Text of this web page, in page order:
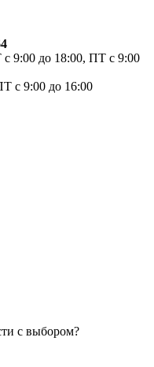
9:00 до 18:00, ПТ с 9:00
с 9:00 до 16:00
с выбором?